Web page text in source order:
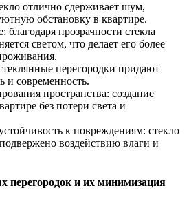
отлично сдерживает шум,
обстановку в квартире.
благодаря прозрачности стекла
светом, что делает его более
перегородки придают
и современность.
пространства: создание
без потери света и
к повреждениям: стекло
воздействию влаги и
перегородок и их минимизация